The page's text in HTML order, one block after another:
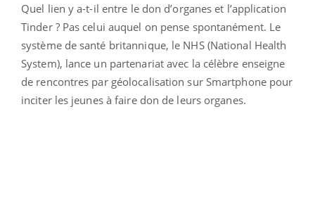
Quel lien y a-t-il entre le don d’organes et l’application
Tinder ? Pas celui auquel on pense spontanément. Le
système de santé britannique, le NHS (National Health
System), lance un partenariat avec la célèbre enseigne
de rencontres par géolocalisation sur Smartphone pour
inciter les jeunes à faire don de leurs organes.